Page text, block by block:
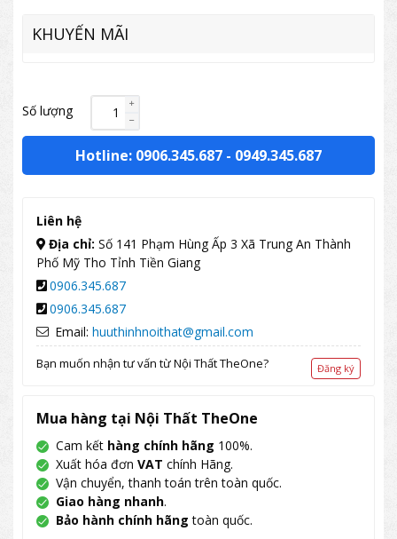
KHUYẾN MÃI
Số lượng
Hotline: 0906.345.687 - 0949.345.687
Liên hệ
Địa chỉ: Số 141 Phạm Hùng Ấp 3 Xã Trung An Thành
Phố Mỹ Tho Tỉnh Tiền Giang
0906.345.687
0906.345.687
Email: huuthinhnoithat@gmail.com
Bạn muốn nhận tư vấn từ Nội Thất TheOne? Đăng ký
Mua hàng tại Nội Thất TheOne
Cam kết hàng chính hãng 100%.
Xuất hóa đơn VAT chính Hãng.
Vận chuyển, thanh toán trên toàn quốc.
Giao hàng nhanh.
Bảo hành chính hãng toàn quốc.